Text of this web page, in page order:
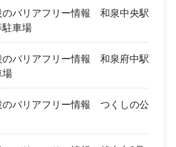
のバリアフリー情報 和泉中央駅
駐車場
のバリアフリー情報 和泉府中駅
場
のバリアフリー情報 つくしの公